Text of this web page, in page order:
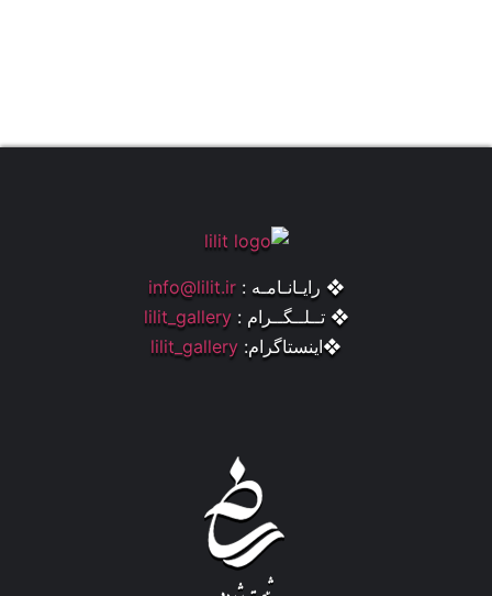
❖ رایـانـامـه : info@lilit.ir
❖ تــلــگــرام : lilit_gallery
❖اینستاگرام: lilit_gallery